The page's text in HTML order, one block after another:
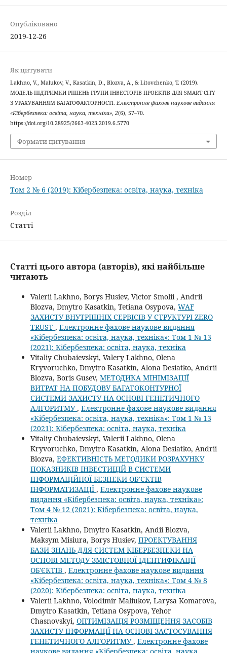
Опубліковано
2019-12-26
Як цитувати
Lakhno, V., Malukov, V., Kasatkin, D., Blozva, A., & Litovchenko, T. (2019).
МОДЕЛЬ ПІДТРИМКИ РІШЕНЬ ГРУПИ ІНВЕСТОРІВ ПРОЕКТІВ ДЛЯ SMART CITY
З УРАХУВАННЯМ БАГАТОФАКТОРНОСТІ. Електронне фахове наукове видання
«Кібербезпека: освіта, наука, техніка», 2(6), 57–70.
https://doi.org/10.28925/2663-4023.2019.6.5770
Формати цитування
Номер
Том 2 № 6 (2019): Кібербезпека: освіта, наука, техніка
Розділ
Статті
Статті цього автора (авторів), які найбільше
читають
Valerii Lakhno, Borys Husiev, Victor Smolii , Andrii
Blozva, Dmytro Kasatkin, Tetiana Osypova, WAF
ЗАХИСТУ ВНУТРІШНІХ СЕРВІСІВ У СТРУКТУРІ ZERO
TRUST , Електронне фахове наукове видання
«Кібербезпека: освіта, наука, техніка»: Том 1 № 13
(2021): Кібербезпека: освіта, наука, техніка
Vitaliy Chubaievskyi, Valery Lakhno, Olena
Kryvoruchko, Dmytro Kasatkin, Alona Desiatko, Andrii
Blozva, Boris Gusev, МЕТОДИКА МІНІМІЗАЦІЇ
ВИТРАТ НА ПОБУДОВУ БАГАТОКОНТУРНОЇ
СИСТЕМИ ЗАХИСТУ НА ОСНОВІ ГЕНЕТИЧНОГО
АЛГОРИТМУ, Електронне фахове наукове видання
«Кібербезпека: освіта, наука, техніка»: Том 1 № 13
(2021): Кібербезпека: освіта, наука, техніка
Vitaliy Chubaievskyi, Valerii Lakhno, Olena
Kryvoruchko, Dmytro Kasatkin, Alona Desiatko, Andrii
Blozva, ЕФЕКТИВНІСТЬ МЕТОДИКИ РОЗРАХУНКУ
ПОКАЗНИКІВ ІНВЕСТИЦІЙ В СИСТЕМИ
ІНФОРМАЦІЙНОЇ БЕЗПЕКИ ОБ’ЄКТІВ
ІНФОРМАТИЗАЦІЇ , Електронне фахове наукове
видання «Кібербезпека: освіта, наука, техніка»:
Том 4 № 12 (2021): Кібербезпека: освіта, наука,
техніка
Valerii Lakhno, Dmytro Kasatkin, Andii Blozva,
Maksym Misiura, Borys Husiev, ПРОЕКТУВАННЯ
БАЗИ ЗНАНЬ ДЛЯ СИСТЕМ КІБЕРБЕЗПЕКИ НА
ОСНОВІ МЕТОДУ ЗМІСТОВНОЇ ІДЕНТИФІКАЦІЇ
ОБ'ЄКТІВ , Електронне фахове наукове видання
«Кібербезпека: освіта, наука, техніка»: Том 4 № 8
(2020): Кібербезпека: освіта, наука, техніка
Valerii Lakhno, Volodimir Maliukov, Larysa Komarova,
Dmytro Kasatkin, Tetiana Osypova, Yehor
Chasnovskyi, ОПТИМІЗАЦІЯ РОЗМІЩЕННЯ ЗАСОБІВ
ЗАХИСТУ ІНФОРМАЦІЇ НА ОСНОВІ ЗАСТОСУВАННЯ
ГЕНЕТИЧНОГО АЛГОРИТМУ, Електронне фахове
наукове видання «Кібербезпека: освіта, наука,